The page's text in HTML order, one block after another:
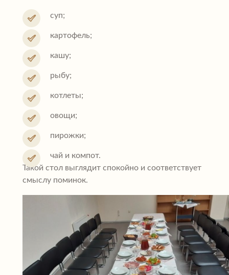
суп;
картофель;
кашу;
рыбу;
котлеты;
овощи;
пирожки;
чай и компот.
Такой стол выглядит спокойно и соответствует
смыслу поминок.